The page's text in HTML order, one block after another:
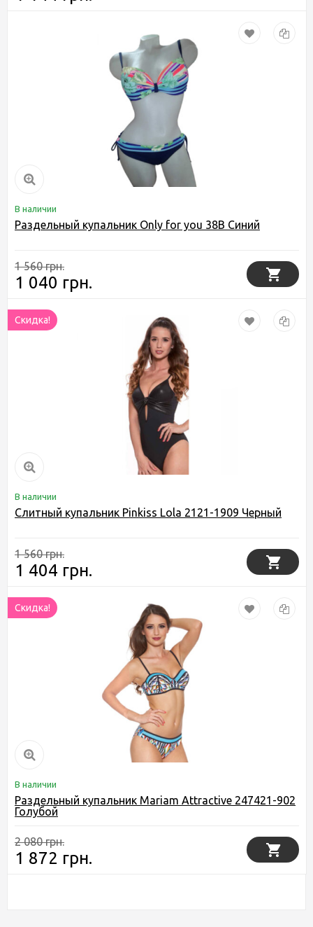
В наличии
Раздельный купальник Only for you 38B Синий
1 560 грн.
1 040 грн.
Скидка!
В наличии
Слитный купальник Pinkiss Lola 2121-1909 Черный
1 560 грн.
1 404 грн.
Скидка!
В наличии
Раздельный купальник Mariam Attractive 247421-902
Голубой
2 080 грн.
1 872 грн.